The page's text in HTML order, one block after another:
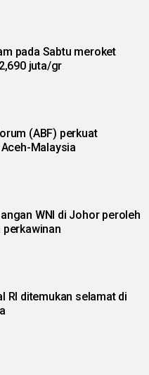
pada Sabtu meroket
juta/gr
(ABF) perkuat
Malaysia
WNI di Johor peroleh
perkawinan
RI ditemukan selamat di